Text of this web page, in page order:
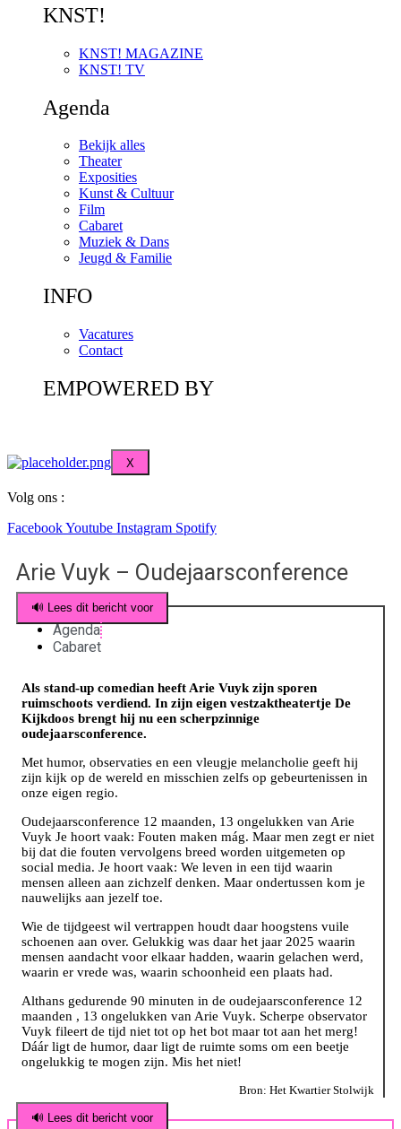
KNST!
KNST! MAGAZINE
KNST! TV
Agenda
Bekijk alles
Theater
Exposities
Kunst & Cultuur
Film
Cabaret
Muziek & Dans
Jeugd & Familie
INFO
Vacatures
Contact
EMPOWERED BY
X
Volg ons :
FacebookYoutube Instagram Spotify
Arie Vuyk – Oudejaarsconference
🔊 Lees dit bericht voor
Agenda
Cabaret
Als stand-up comedian heeft Arie Vuyk zijn sporen
ruimschoots verdiend. In zijn eigen vestzaktheatertje De
Kijkdoos brengt hij nu een scherpzinnige
oudejaarsconference.
Met humor, observaties en een vleugje melancholie geeft hij
zijn kijk op de wereld en misschien zelfs op gebeurtenissen in
onze eigen regio.
Oudejaarsconference 12 maanden, 13 ongelukken van Arie
Vuyk Je hoort vaak: Fouten maken mág. Maar men zegt er niet
bij dat die fouten vervolgens breed worden uitgemeten op
social media. Je hoort vaak: We leven in een tijd waarin
mensen alleen aan zichzelf denken. Maar ondertussen kom je
nauwelijks aan jezelf toe.
Wie de tijdgeest wil vertrappen houdt daar hoogstens vuile
schoenen aan over. Gelukkig was daar het jaar 2025 waarin
mensen aandacht voor elkaar hadden, waarin gelachen werd,
waarin er vrede was, waarin schoonheid een plaats had.
Althans gedurende 90 minuten in de oudejaarsconference 12
maanden , 13 ongelukken van Arie Vuyk. Scherpe observator
Vuyk fileert de tijd niet tot op het bot maar tot aan het merg!
Dáár ligt de humor, daar ligt de ruimte soms om een beetje
ongelukkig te mogen zijn. Mis het niet!
Bron: Het Kwartier Stolwijk
🔊 Lees dit bericht voor